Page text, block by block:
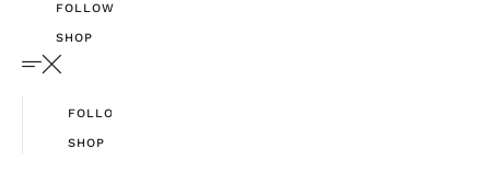
FOLLOW
SHOP
FOLLOW
SHOP